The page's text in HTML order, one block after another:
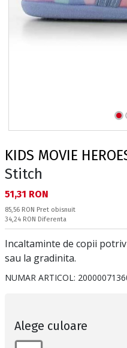
KIDS MOVIE
Stitch
Текуща цена:
51,31 RON
Pret obisnuit:
85,56 RON Pret obisnuit
Спестявате:
34,24 RON Diferenta
Incaltaminte de copii
sau la gradinita.
NUMAR ARTICOL:
Alege culoare